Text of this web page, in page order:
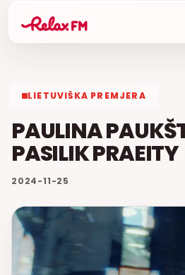
LIETUVIŠKA PREMJERA
PAULINA
PASILIK PRAEITY
2024-11-25